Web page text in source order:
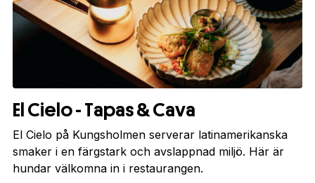
El Cielo - Tapas & Cava
El Cielo på Kungsholmen serverar latinamerikanska
smaker i en färgstark och avslappnad miljö. Här är
hundar välkomna in i restaurangen.